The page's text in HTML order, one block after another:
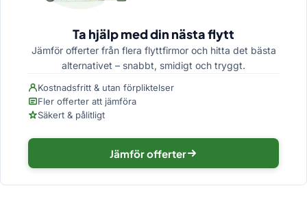
Ta hjälp med din nästa flytt
Jämför offerter från flera flyttfirmor och hitta det bästa
alternativet – snabbt, smidigt och tryggt.
Kostnadsfritt & utan förpliktelser
Fler offerter att jämföra
Säkert & pålitligt
Jämför offerter